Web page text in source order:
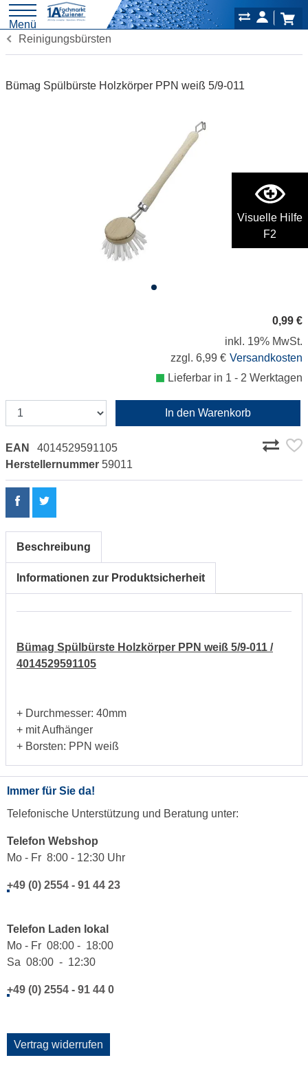
Visuelle Hilfe
F2
Menü
Reinigungsbürsten
Bümag Spülbürste Holzkörper PPN weiß 5/9-011
0,99 €
inkl. 19% MwSt.
zzgl. 6,99 € Versandkosten
Lieferbar in 1 - 2 Werktagen
In den Warenkorb
EAN
4014529591105
Herstellernummer 59011
Beschreibung
Informationen zur Produktsicherheit
Bümag Spülbürste Holzkörper PPN weiß 5/9-011 /
4014529591105
+ Durchmesser: 40mm
+ mit Aufhänger
+ Borsten: PPN weiß
Immer für Sie da!
Telefonische Unterstützung und Beratung unter:
Telefon Webshop
Mo - Fr 8:00 - 12:30 Uhr
+49 (0) 2554 - 91 44 23
Telefon Laden lokal
Mo - Fr 08:00 - 18:00
Sa 08:00 - 12:30
+49 (0) 2554 - 91 44 0
Vertrag widerrufen